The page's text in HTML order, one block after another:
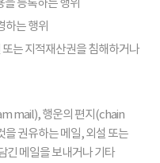
등록하는 행위
는 행위
는 지적재산권을 침해하거나
mail), 행운의 편지(chain
권유하는 메일, 외설 또는
긴 메일을 보내거나 기타